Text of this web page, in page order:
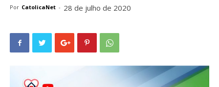
Por CatolicaNet - 28 de julho de 2020